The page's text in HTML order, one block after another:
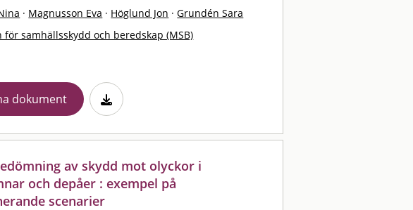
· Magnusson Eva · Höglund Jon · Grundén Sara
samhällsskydd och beredskap (MSB)
dokument
av skydd mot olyckor i
och depåer : exempel på
scenarier